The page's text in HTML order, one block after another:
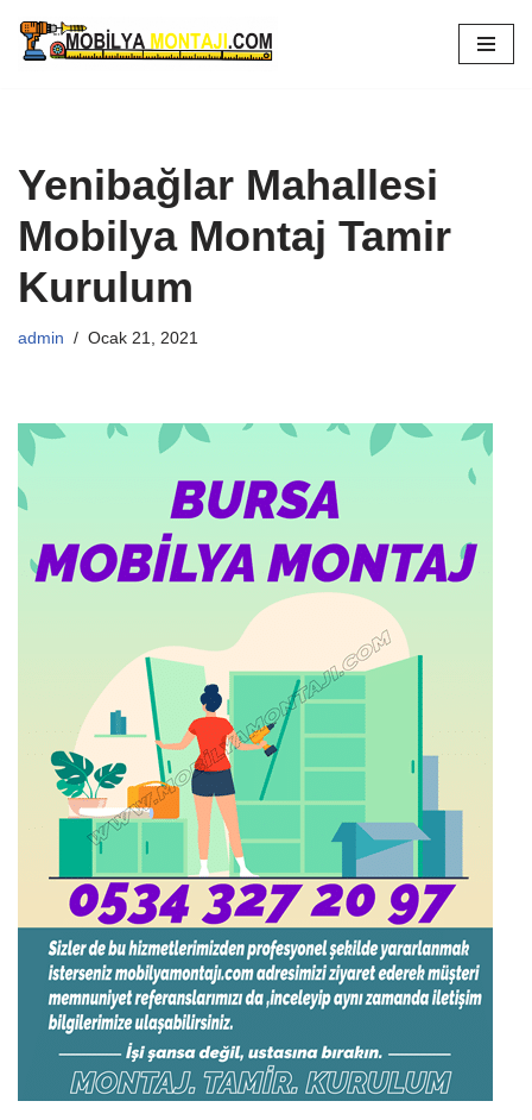
İçeriğe
Yenibağlar Mahallesi
Mobilya Montaj Tamir
Kurulum
admin Ocak 21, 2021